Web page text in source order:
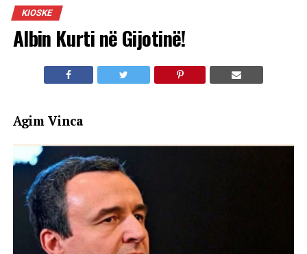
KIOSKE
Albin Kurti në Gijotinë!
Agim Vinca